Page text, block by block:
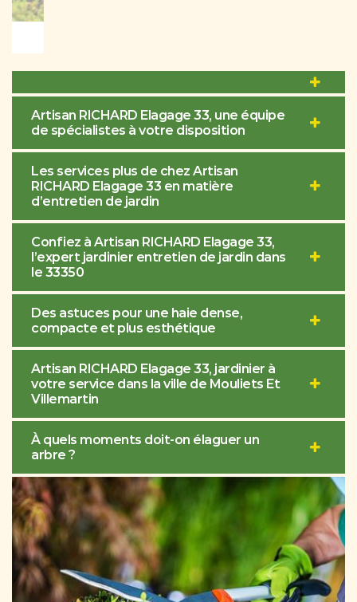
Artisan RICHARD Elagage 33, une équipe
de spécialistes à votre disposition
Les services plus de chez Artisan
RICHARD Elagage 33 en matière
d’entretien de jardin
Confiez à Artisan RICHARD Elagage 33,
l’expert jardinier entretien de jardin dans
le 33350
Des astuces pour une haie dense,
compacte et plus esthétique
Artisan RICHARD Elagage 33, jardinier à
votre service dans la ville de Mouliets Et
Villemartin
À quels moments doit-on élaguer un
arbre ?